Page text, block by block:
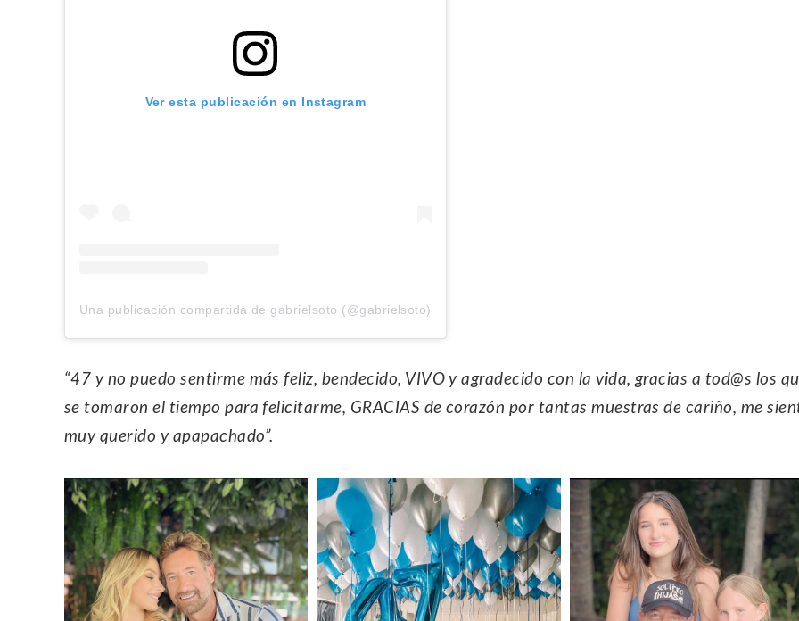
Ver esta publicación en Instagram
Una publicación compartida de gabrielsoto (@gabrielsoto)
“47 y no puedo sentirme más feliz, bendecido, VIVO y agradecido con la vida, gracias a tod@s los
se tomaron el tiempo para felicitarme, GRACIAS de corazón por tantas muestras de cariño, me
muy querido y apapachado”.